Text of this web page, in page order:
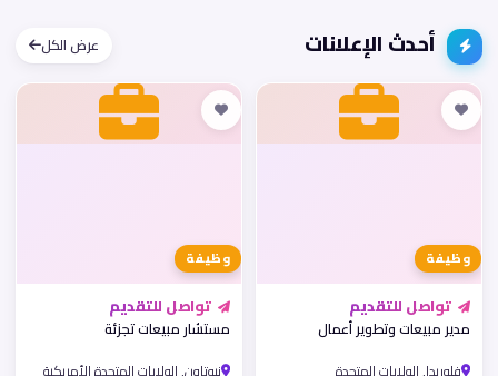
أحدث الإعلانات عرض الكل
وظيفة
تواصل للتقديم
مدير مبيعات وتطوير أعمال
فلوريدا, الولايات المتحدة
وظيفة
تواصل للتقديم
مستشار مبيعات تجزئة
نيوتاون, الولايات المتحدة الأمريكية